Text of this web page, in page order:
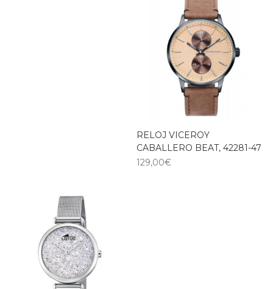
RELOJ VICEROY
CABALLERO BEAT, 42281-47
129,00€